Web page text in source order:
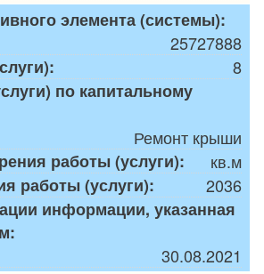
элемента (системы):
25727888
8
по капитальному
Ремонт крыши
работы (услуги):
кв.м
работы (услуги):
2036
информации, указанная
30.08.2021